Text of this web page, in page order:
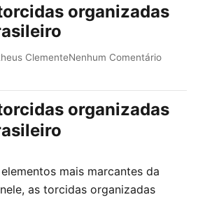
organizadas
ClementeNenhum Comentário
organizadas
mais marcantes da
as torcidas organizadas